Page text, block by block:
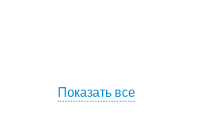
Показать все